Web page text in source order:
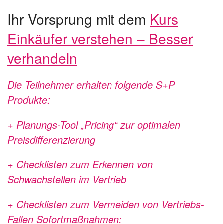
Ihr Vorsprung mit dem Kurs
Einkäufer verstehen – Besser
verhandeln
Die Teilnehmer erhalten folgende S+P
Produkte:
+ Planungs-Tool „Pricing“ zur optimalen
Preisdifferenzierung
+ Checklisten zum Erkennen von
Schwachstellen im Vertrieb
+ Checklisten zum Vermeiden von Vertriebs-
Fallen Sofortmaßnahmen: